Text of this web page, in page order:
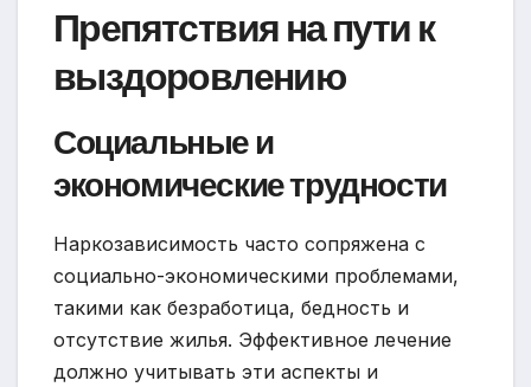
Препятствия на пути к
выздоровлению
Социальные и
экономические трудности
Наркозависимость часто сопряжена с
социально-экономическими проблемами,
такими как безработица, бедность и
отсутствие жилья. Эффективное лечение
должно учитывать эти аспекты и